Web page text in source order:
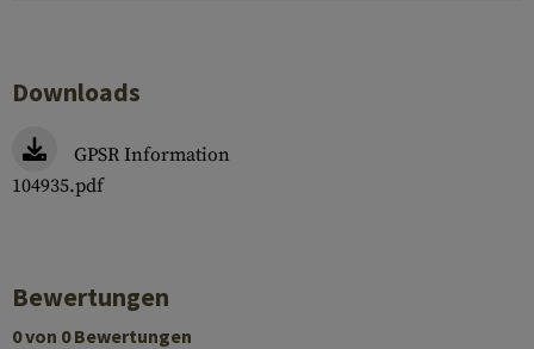
Downloads
GPSR Information
104935.pdf
Bewertungen
0 von 0 Bewertungen